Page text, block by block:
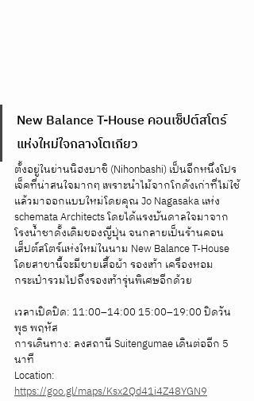
New Balance T-House คอนเซ็ปต์สโตร์
แห่งใหม่ใจกลางโตเกียว
ตั้งอยู่ในย่านนิฮงบาชิ (Nihonbashi) เป็นอีกหนึ่งโปร
เจ็คที่น่าสนใจมากๆ เพราะนำไม้จากโกดังเก่าที่ไม่ใช้
แล้วมาออกแบบใหม่โดยคุณ Jo Nagasaka แห่ง
schemata Architects โดยได้แรงบันดาลใจมาจาก
โรงน้ำชาดั้งเดิมของญี่ปุ่น จนกลายเป็นร้านคอน
เส็ปต์สโตร์แห่งใหม่ในนาม New Balance T-House
โดยสาขานี้จะมีขายเสื้อผ้า รองเท้า เครื่องหอม
กระเป๋ารวมไปถึงรองเท้ารุ่นพิเศษอีกด้วย
เวลาเปิดปิด: 11:00–14:00 15:00–19:00 ปิดวัน
พุธ พฤหัส
การเดินทาง: ลงสถานี Suitengumae เดินต่ออีก 5
นาที
Location:
https://goo.gl/maps/Ksx2Qd41i4Z48YGN9